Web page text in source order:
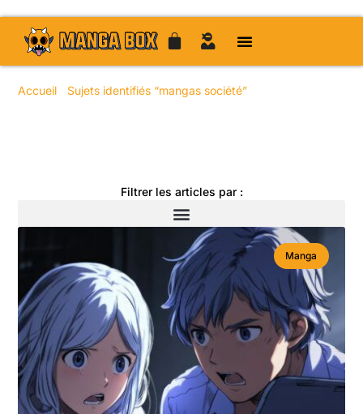
Accueil Sujets identifiés “mangas société”
Filtrer les articles par :
Manga